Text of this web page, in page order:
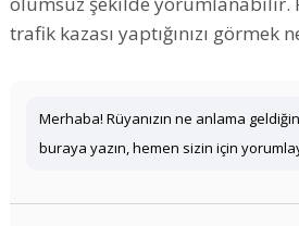
trafik kazası yaptığınızı görmek
Merhaba! Rüyanızın ne anlama
buraya yazın, hemen sizin için